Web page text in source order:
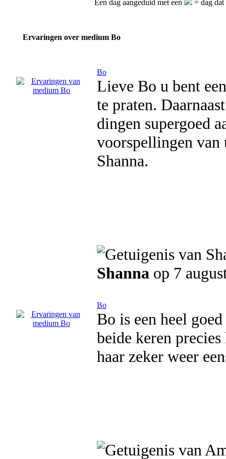
Een dag aangeduid met een = dag
Ervaringen over medium Bo
Bo
Lieve Bo u bent
te praten.
dingen supergoed
voorspellingen van
Shanna.
Shanna op 7
Bo
Bo is een heel
beide keren
haar zeker weer